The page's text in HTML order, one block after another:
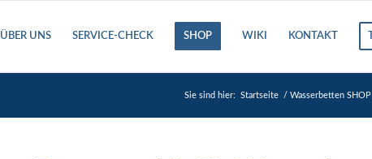
ÜBER UNS SERVICE-CHECK SHOP WIKI KONTAKT
Sie sind hier: Startseite / Wasserbetten SHOP